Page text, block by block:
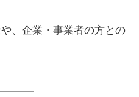
、企業・事業者の方との